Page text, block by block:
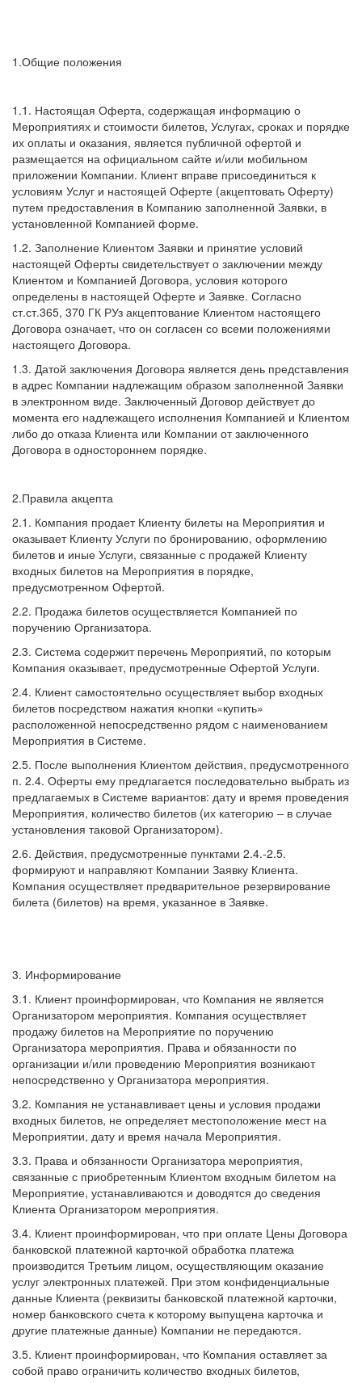
1.Общие положения
1.1. Настоящая Оферта, содержащая информацию о
Мероприятиях и стоимости билетов, Услугах, сроках и порядке
их оплаты и оказания, является публичной офертой и
размещается на официальном сайте и/или мобильном
приложении Компании. Клиент вправе присоединиться к
условиям Услуг и настоящей Оферте (акцептовать Оферту)
путем предоставления в Компанию заполненной Заявки, в
установленной Компанией форме.
1.2. Заполнение Клиентом Заявки и принятие условий
настоящей Оферты свидетельствует о заключении между
Клиентом и Компанией Договора, условия которого
определены в настоящей Оферте и Заявке. Согласно
ст.ст.365, 370 ГК РУз акцептование Клиентом настоящего
Договора означает, что он согласен со всеми положениями
настоящего Договора.
1.3. Датой заключения Договора является день представления
в адрес Компании надлежащим образом заполненной Заявки
в электронном виде. Заключенный Договор действует до
момента его надлежащего исполнения Компанией и Клиентом
либо до отказа Клиента или Компании от заключенного
Договора в одностороннем порядке.
2.Правила акцепта
2.1. Компания продает Клиенту билеты на Мероприятия и
оказывает Клиенту Услуги по бронированию, оформлению
билетов и иные Услуги, связанные с продажей Клиенту
входных билетов на Мероприятия в порядке,
предусмотренном Офертой.
2.2. Продажа билетов осуществляется Компанией по
поручению Организатора.
2.3. Система содержит перечень Мероприятий, по которым
Компания оказывает, предусмотренные Офертой Услуги.
2.4. Клиент самостоятельно осуществляет выбор входных
билетов посредством нажатия кнопки «купить»
расположенной непосредственно рядом с наименованием
Мероприятия в Системе.
2.5. После выполнения Клиентом действия, предусмотренного
п. 2.4. Оферты ему предлагается последовательно выбрать из
предлагаемых в Системе вариантов: дату и время проведения
Мероприятия, количество билетов (их категорию – в случае
установления таковой Организатором).
2.6. Действия, предусмотренные пунктами 2.4.-2.5.
формируют и направляют Компании Заявку Клиента.
Компания осуществляет предварительное резервирование
билета (билетов) на время, указанное в Заявке.
3. Информирование
3.1. Клиент проинформирован, что Компания не является
Организатором мероприятия. Компания осуществляет
продажу билетов на Мероприятие по поручению
Организатора мероприятия. Права и обязанности по
организации и/или проведению Мероприятия возникают
непосредственно у Организатора мероприятия.
3.2. Компания не устанавливает цены и условия продажи
входных билетов, не определяет местоположение мест на
Мероприятии, дату и время начала Мероприятия.
3.3. Права и обязанности Организатора мероприятия,
связанные с приобретенным Клиентом входным билетом на
Мероприятие, устанавливаются и доводятся до сведения
Клиента Организатором мероприятия.
3.4. Клиент проинформирован, что при оплате Цены Договора
банковской платежной карточкой обработка платежа
производится Третьим лицом, осуществляющим оказание
услуг электронных платежей. При этом конфиденциальные
данные Клиента (реквизиты банковской платежной карточки,
номер банковского счета к которому выпущена карточка и
другие платежные данные) Компании не передаются.
3.5. Клиент проинформирован, что Компания оставляет за
собой право ограничить количество входных билетов,